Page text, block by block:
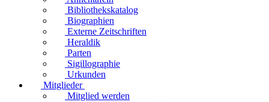
Bibliothekskatalog
Biographien
Externe Zeitschriften
Heraldik
Parten
Sigillographie
Urkunden
Mitglieder
Mitglied werden